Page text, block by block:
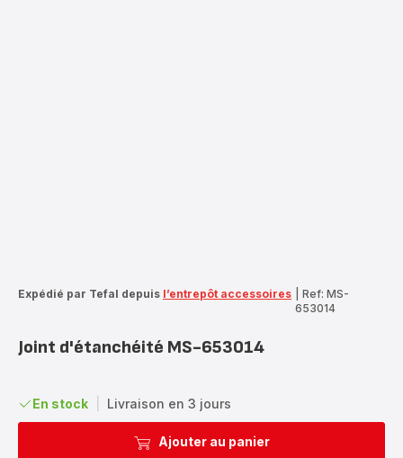
Expédié par Tefal depuis l’entrepôt accessoires
Ref: MS-
653014
Joint d'étanchéité MS-653014
En stock Livraison en 3 jours
Ajouter au panier